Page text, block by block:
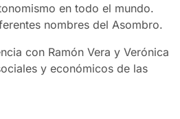
en todo el mundo.
nombres del Asombro.
con Ramón Vera y Verónica
y económicos de las